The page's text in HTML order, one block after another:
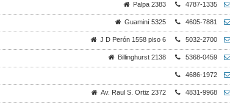
Palpa 2383 4787-1335
Guaminí 5325 4605-7881
J D Perón 1558 piso 6 5032-2700
Billinghurst 2138 5368-0459
4686-1972
Av. Raul S. Ortiz 2372 4831-9968